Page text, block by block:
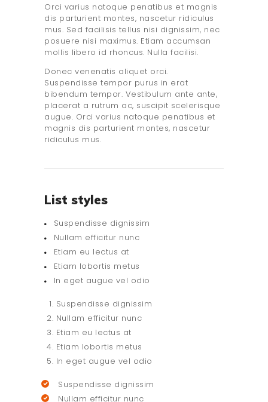
Orci varius natoque penatibus et magnis
dis parturient montes, nascetur ridiculus
mus. Sed facilisis tellus nisi dignissim, nec
posuere nisi maximus. Etiam accumsan
mollis libero id rhoncus. Nulla facilisi.
Donec venenatis aliquet orci.
Suspendisse tempor purus in erat
bibendum tempor. Vestibulum ante ante,
placerat a rutrum ac, suscipit scelerisque
augue. Orci varius natoque penatibus et
magnis dis parturient montes, nascetur
ridiculus mus.
List styles
Suspendisse dignissim
Nullam efficitur nunc
Etiam eu lectus at
Etiam lobortis metus
In eget augue vel odio
Suspendisse dignissim
Nullam efficitur nunc
Etiam eu lectus at
Etiam lobortis metus
In eget augue vel odio
Suspendisse dignissim
Nullam efficitur nunc